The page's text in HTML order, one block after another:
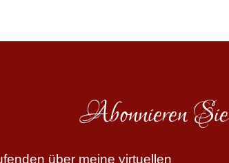
Abonnieren
über meine virtuellen